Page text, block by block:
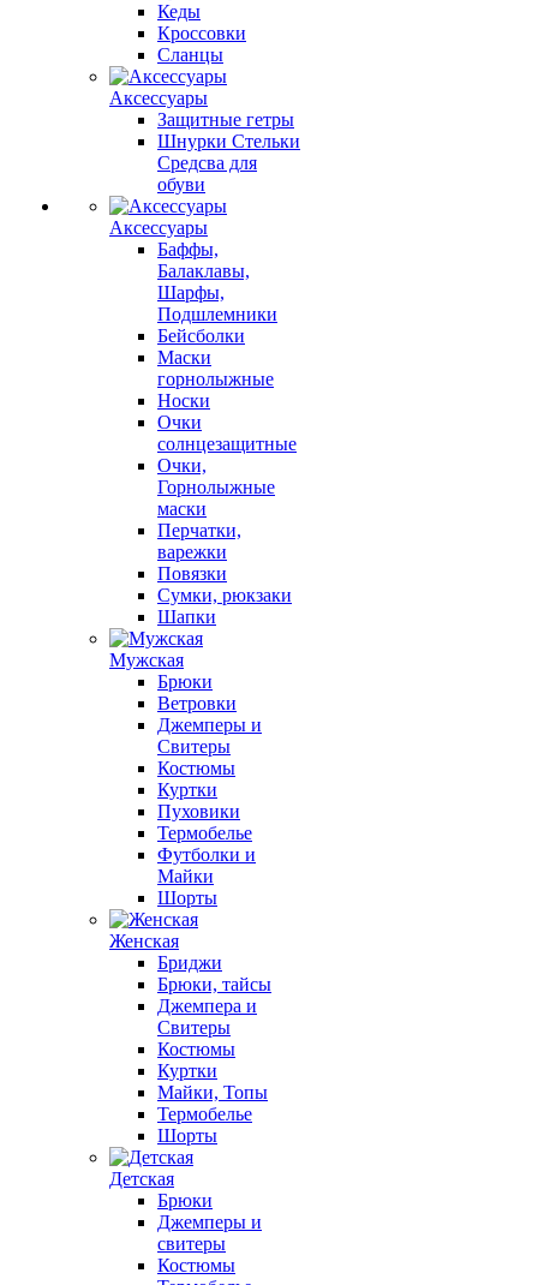
Кеды
Кроссовки
Сланцы
Аксессуары
Защитные гетры
Шнурки Стельки
Средсва для
обуви
Аксессуары
Баффы,
Балаклавы,
Шарфы,
Подшлемники
Бейсболки
Маски
горнолыжные
Носки
Очки
солнцезащитные
Очки,
Горнолыжные
маски
Перчатки,
варежки
Повязки
Сумки, рюкзаки
Шапки
Мужская
Брюки
Ветровки
Джемперы и
Свитеры
Костюмы
Куртки
Пуховики
Термобелье
Футболки и
Майки
Шорты
Женская
Бриджи
Брюки, тайсы
Джемпера и
Свитеры
Костюмы
Куртки
Майки, Топы
Термобелье
Шорты
Детская
Брюки
Джемперы и
свитеры
Костюмы